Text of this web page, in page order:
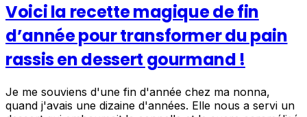
Voici la recette magique de fin
d’année pour transformer du pain
rassis en dessert gourmand !
Je me souviens d'une fin d'année chez ma nonna,
quand j'avais une dizaine d'années. Elle nous a servi un